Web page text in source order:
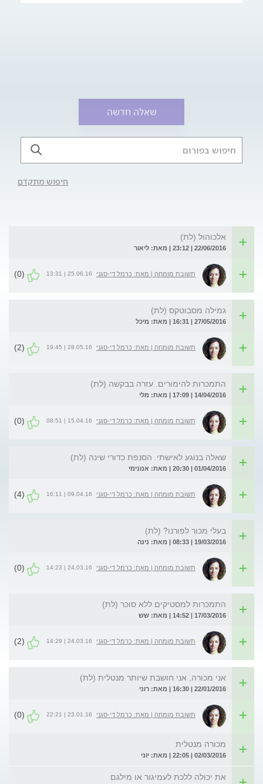
שאלה חדשה
חיפוש מתקדם
אלכוהול (לת)
22/06/2016 | 23:12 | מאת: ליאור
תשובת מומחה | מאת: כרמל די-סגני 25.06.16 | 13:31
(0)
גמילה מסבוטקס (לת)
27/05/2016 | 16:31 | מאת: מיכל
תשובת מומחה | מאת: כרמל די-סגני 28.05.16 | 19:45
(2)
התמכרות להימורים. עזרה בבקשה (לת)
14/04/2016 | 17:09 | מאת: מלי
תשובת מומחה | מאת: כרמל די-סגני 15.04.16 | 08:51
(0)
שאלה בנוגע לאישתי. הסנפת כדורי שינה (לת)
01/04/2016 | 20:30 | מאת: אנונימי
תשובת מומחה | מאת: כרמל די-סגני 09.04.16 | 16:11
(4)
בעלי מכור לפורנו? (לת)
19/03/2016 | 08:33 | מאת: נינה
תשובת מומחה | מאת: כרמל די-סגני 24.03.16 | 14:23
(0)
התמכרות למסטיקים ללא סוכר (לת)
17/03/2016 | 14:52 | מאת: שש
תשובת מומחה | מאת: כרמל די-סגני 24.03.16 | 14:29
(2)
אני מכורה, אני חושבת שיותר מנטלית (לת)
22/01/2016 | 16:30 | מאת: רוני
תשובת מומחה | מאת: כרמל די-סגני 23.01.16 | 22:21
(0)
מכורה מנטלית
02/03/2016 | 22:05 | מאת: יוני
את יכולה ללכת לעמיגור או מילגם